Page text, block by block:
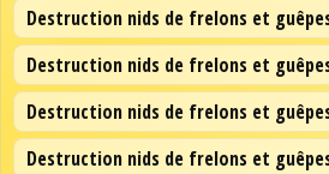
Destruction nids de frelons et
Destruction nids de frelons et
Destruction nids de frelons et
Destruction nids de frelons et